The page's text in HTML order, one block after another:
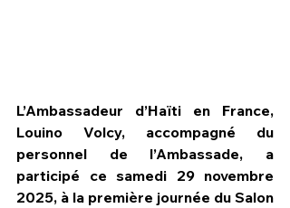
HPN Live
L’Ambassadeur d’Haïti en France,
Louino Volcy, accompagné du
personnel de l’Ambassade, a
participé ce samedi 29 novembre
2025, à la première journée du Salon